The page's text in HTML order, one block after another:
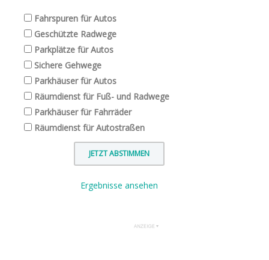
Fahrspuren für Autos
Geschützte Radwege
Parkplätze für Autos
Sichere Gehwege
Parkhäuser für Autos
Räumdienst für Fuß- und Radwege
Parkhäuser für Fahrräder
Räumdienst für Autostraßen
Ergebnisse ansehen